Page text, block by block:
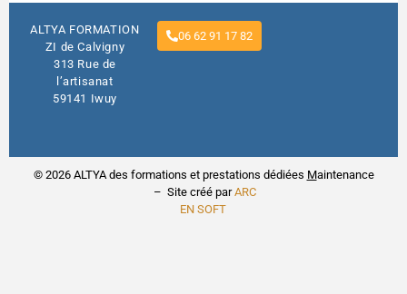
ALTYA FORMATION
ZI de Calvigny
313 Rue de
l’artisanat
59141 Iwuy
06 62 91 17 82
© 2026 ALTYA des formations et prestations dédiées Maintenance
– Site créé parARC
EN SOFT